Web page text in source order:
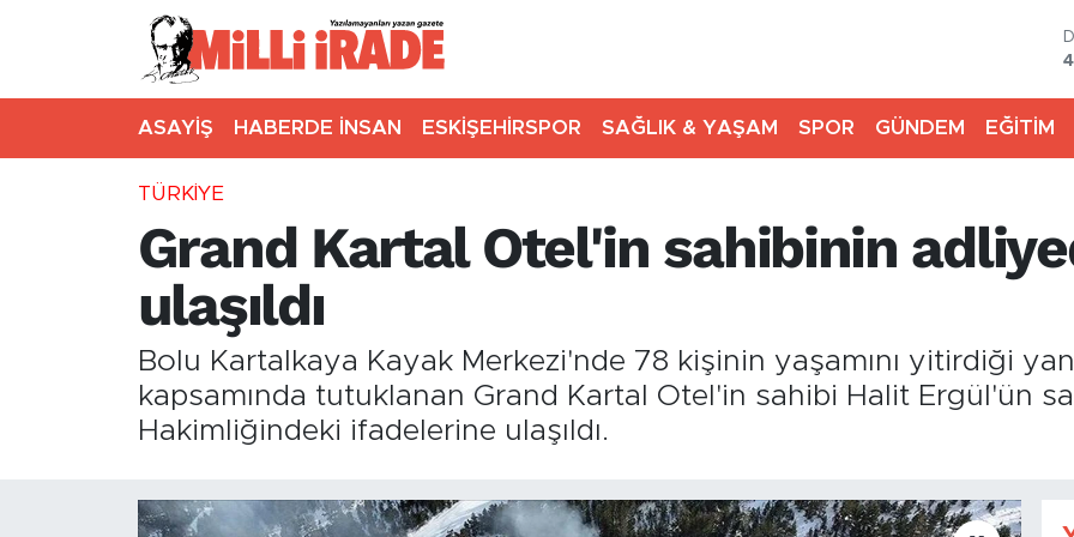
ASAYİŞ HABERDE İNSAN ESKİŞEHİRSPOR SAĞLIK & YAŞAM SPOR GÜNDEM EĞİTİM
TÜRKİYE
Grand Kartal Otel'in sahibinin
ulaşıldı
Bolu Kartalkaya Kayak Merkezi'nde 78 kişinin yaşamını yitirdiği
kapsamında tutuklanan Grand Kartal Otel'in sahibi Halit Ergül'ün
Hakimliğindeki ifadelerine ulaşıldı.